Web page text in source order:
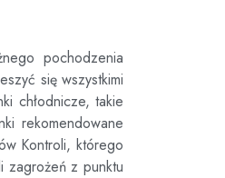
pochodzenia
się wszystkimi
chłodnicze, takie
rekomendowane
Kontroli, którego
zagrożeń z punktu